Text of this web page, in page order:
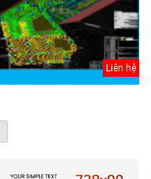
Liên hệ